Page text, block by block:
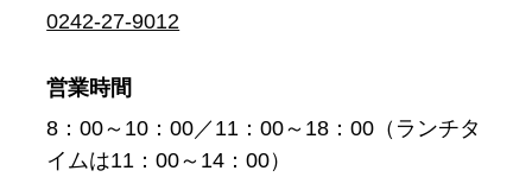
0242-27-9012
営業時間
8：00～10：00／11：00～18：00（ランチタ
イムは11：00～14：00）